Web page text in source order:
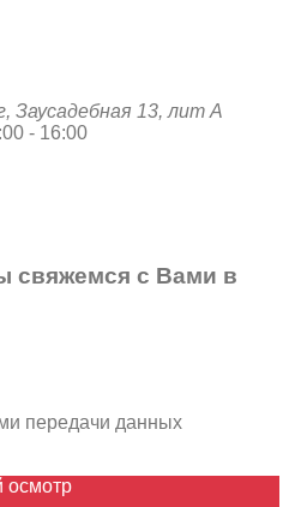
, Заусадебная 13, лит А
- 16:00
свяжемся с Вами в
передачи данных
осмотр